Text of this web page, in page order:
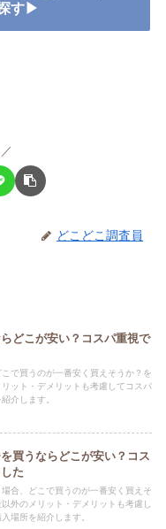
す▶
どこどこ調査員
どこが安い？コスパ重視で
で買うのが一番安く買えそうか？を
ット・デメリットも考慮してコスパ
介します。
買うならどこが安い？コス
た
合、どこで買うのが一番安く買えそ
外のメリット・デメリットも考慮し
場所を紹介します。